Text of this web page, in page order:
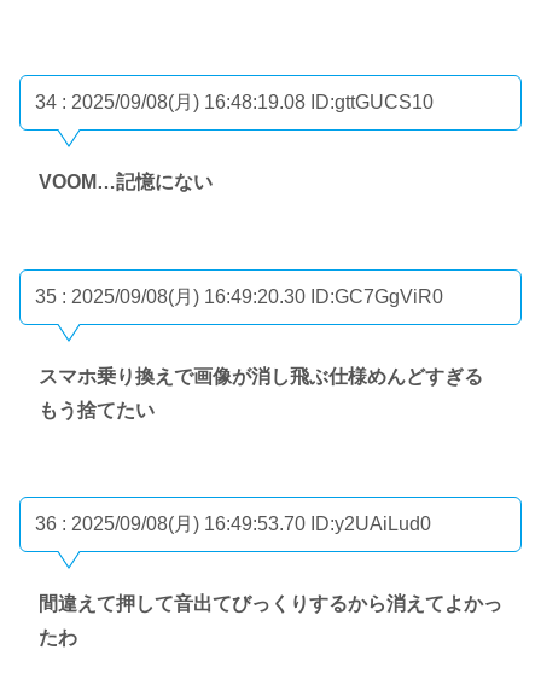
34 : 2025/09/08(月) 16:48:19.08 ID:gttGUCS10
VOOM…記憶にない
35 : 2025/09/08(月) 16:49:20.30 ID:GC7GgViR0
スマホ乗り換えで画像が消し飛ぶ仕様めんどすぎる
もう捨てたい
36 : 2025/09/08(月) 16:49:53.70 ID:y2UAiLud0
間違えて押して音出てびっくりするから消えてよかっ
たわ